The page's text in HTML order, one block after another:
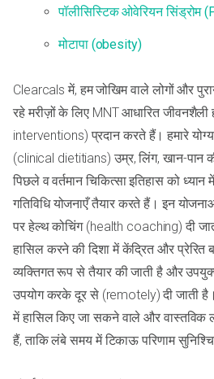
पॉलीसिस्टिक ओवेरियन सिंड्रोम
मोटापा (obesity)
Clearcals में, हम जोखिम वाले लोगों और
रहे मरीज़ों के लिए MNT आधारित जीवनशैली
interventions) प्रदान करते हैं। हमारे
(clinical dietitians) उम्र, लिंग, खान-पान
पिछले व वर्तमान चिकित्सा इतिहास को
गतिविधि योजनाएँ तैयार करते हैं। इन
पर हेल्थ कोचिंग (health coaching) दी
हासिल करने की दिशा में केंद्रित और प्रेरित
व्यक्तिगत रूप से तैयार की जाती है और
उपयोग करके दूर से (remotely) दी जाती है।
में हासिल किए जा सकने वाले और वास्तविक
हैं, ताकि लंबे समय में टिकाऊ परिणाम